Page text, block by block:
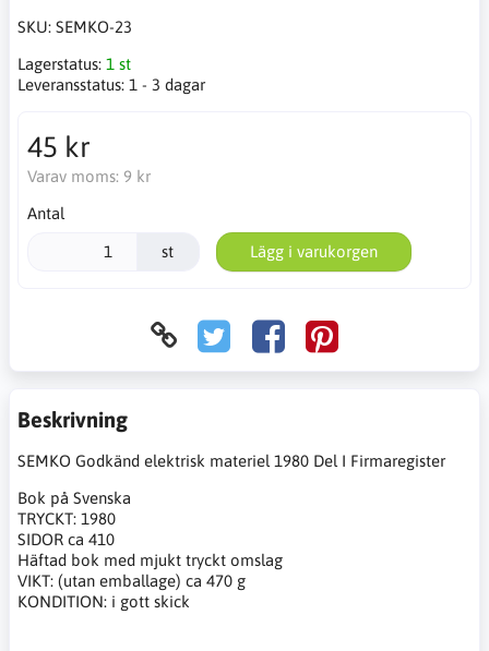
SKU: SEMKO-23
Lagerstatus: 1 st
Leveransstatus: 1 - 3 dagar
45 kr
Varav moms: 9 kr
Antal
st Lägg i varukorgen
Beskrivning
SEMKO Godkänd elektrisk materiel 1980 Del I Firmaregister
Bok på Svenska
TRYCKT: 1980
SIDOR ca 410
Häftad bok med mjukt tryckt omslag
VIKT: (utan emballage) ca 470 g
KONDITION: i gott skick